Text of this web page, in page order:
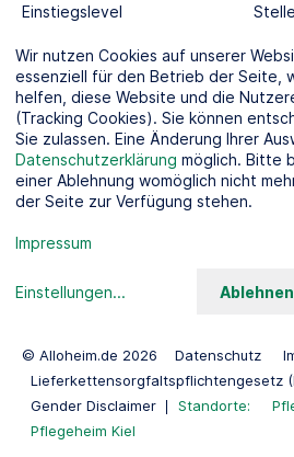
Einstiegslevel
SOCIAL MEDIA
KOOPERATIONSPARTNER
© Alloheim.de 2026 Datenschutz
Lieferkettensorgfaltspflichtengesetz
Gender Disclaimer
Standorte:
Pflegeheim Kiel
Wir nutzen Cookies auf unserer
essenziell für den Betrieb der Seite,
helfen, diese Website und die
(Tracking Cookies). Sie können
Sie zulassen. Eine Änderung Ihrer
Datenschutzerklärung möglich. Bitte
einer Ablehnung womöglich nicht
der Seite zur Verfügung stehen.
Impressum
Einstellungen... Ablehnen